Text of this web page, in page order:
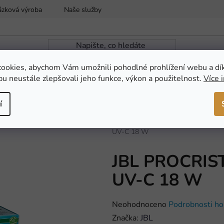
abychom Vám umožnili pohodlné prohlížení webu a
neustále zlepšovali jeho funkce, výkon a použitelnost. Více
výroba Naše služby
AKCE
UV-C 18 W
JBL
UV-C 18 W
Průměrné
hodnocení
Neohodnoceno Podrobnosti
Značka: JBL